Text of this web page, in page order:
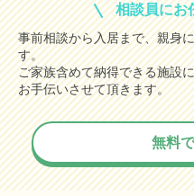
相談員にお
事前相談から入居まで、親身
す。
ご家族含めて納得できる施設
お手伝いさせて頂きます。
無料